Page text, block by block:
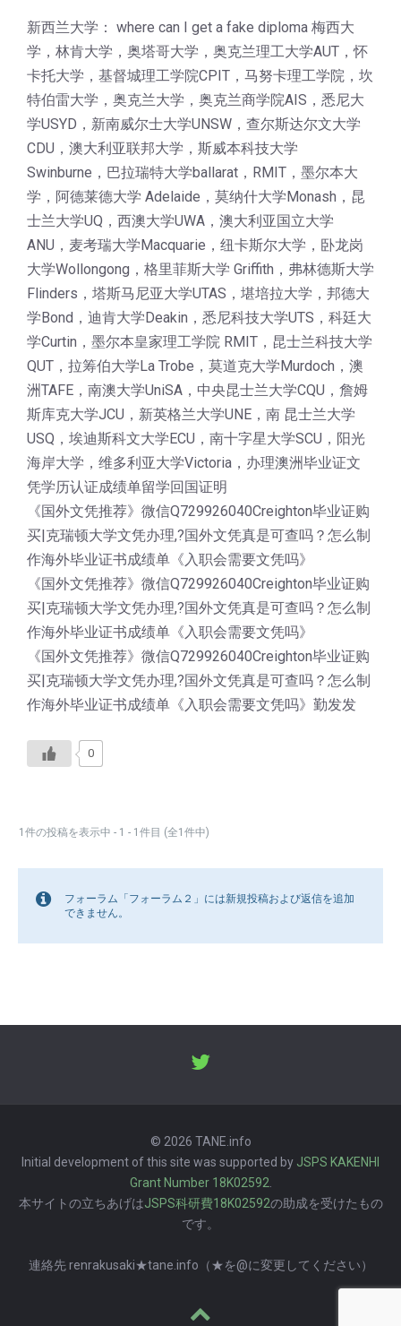
新西兰大学： where can I get a fake diploma 梅西大
学，林肯大学，奥塔哥大学，奥克兰理工大学AUT，怀
卡托大学，基督城理工学院CPIT，马努卡理工学院，坎
特伯雷大学，奥克兰大学，奥克兰商学院AIS，悉尼大
学USYD，新南威尔士大学UNSW，查尔斯达尔文大学
CDU，澳大利亚联邦大学，斯威本科技大学
Swinburne，巴拉瑞特大学ballarat，RMIT，墨尔本大
学，阿德莱德大学 Adelaide，莫纳什大学Monash，昆
士兰大学UQ，西澳大学UWA，澳大利亚国立大学
ANU，麦考瑞大学Macquarie，纽卡斯尔大学，卧龙岗
大学Wollongong，格里菲斯大学 Griffith，弗林德斯大学
Flinders，塔斯马尼亚大学UTAS，堪培拉大学，邦德大
学Bond，迪肯大学Deakin，悉尼科技大学UTS，科廷大
学Curtin，墨尔本皇家理工学院 RMIT，昆士兰科技大学
QUT，拉筹伯大学La Trobe，莫道克大学Murdoch，澳
洲TAFE，南澳大学UniSA，中央昆士兰大学CQU，詹姆
斯库克大学JCU，新英格兰大学UNE，南 昆士兰大学
USQ，埃迪斯科文大学ECU，南十字星大学SCU，阳光
海岸大学，维多利亚大学Victoria，办理澳洲毕业证文
凭学历认证成绩单留学回国证明
《国外文凭推荐》微信Q729926040Creighton毕业证购
买|克瑞顿大学文凭办理,?国外文凭真是可查吗？怎么制
作海外毕业证书成绩单《入职会需要文凭吗》
《国外文凭推荐》微信Q729926040Creighton毕业证购
买|克瑞顿大学文凭办理,?国外文凭真是可查吗？怎么制
作海外毕业证书成绩单《入职会需要文凭吗》
《国外文凭推荐》微信Q729926040Creighton毕业证购
买|克瑞顿大学文凭办理,?国外文凭真是可查吗？怎么制
作海外毕业证书成绩单《入职会需要文凭吗》勤发发
0
1件の投稿を表示中 - 1 - 1件目 (全1件中)
フォーラム「フォーラム２」には新規投稿および返信を追加
できません。
© 2026 TANE.info
Initial development of this site was supported by JSPS KAKENHI
Grant Number 18K02592
本サイトの立ちあげはJSPS科研費18K02592の助成を受けたもの
です。
連絡先 renrakusaki★tane.info（★を@に変更してください）